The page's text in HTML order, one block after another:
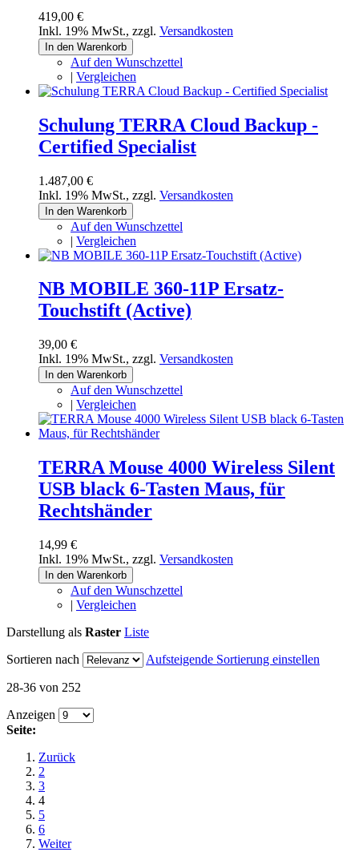
419,00 €
Inkl. 19% MwSt., zzgl. Versandkosten
In den Warenkorb
Auf den Wunschzettel
| Vergleichen
Schulung TERRA Cloud Backup -
Certified Specialist
1.487,00 €
Inkl. 19% MwSt., zzgl. Versandkosten
In den Warenkorb
Auf den Wunschzettel
| Vergleichen
NB MOBILE 360-11P Ersatz-
Touchstift (Active)
39,00 €
Inkl. 19% MwSt., zzgl. Versandkosten
In den Warenkorb
Auf den Wunschzettel
| Vergleichen
TERRA Mouse 4000 Wireless Silent
USB black 6-Tasten Maus, für
Rechtshänder
14,99 €
Inkl. 19% MwSt., zzgl. Versandkosten
In den Warenkorb
Auf den Wunschzettel
| Vergleichen
Darstellung als Raster Liste
Sortieren nach
Aufsteigende Sortierung einstellen
28-36 von 252
Anzeigen
Seite:
Zurück
2
3
4
5
6
Weiter